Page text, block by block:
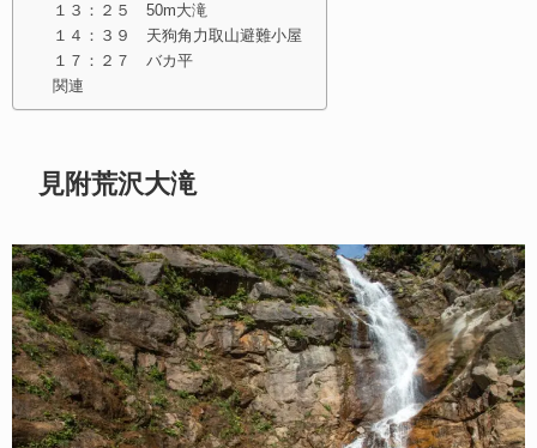
１３：２５ 50m大滝
１４：３９ 天狗角力取山避難小屋
１７：２７ バカ平
関連
見附荒沢大滝